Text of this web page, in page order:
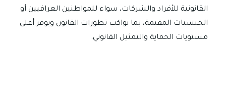
القانونية للأفراد والشركات، سواء للمواطنين العراقيين أو
الجنسيات المقيمة، بما يواكب تطورات القانون ويوفر أعلى
مستويات الحماية والتمثيل القانوني.